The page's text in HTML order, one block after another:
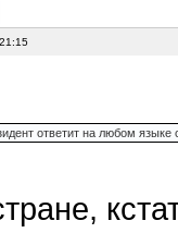
ответит на любом языке